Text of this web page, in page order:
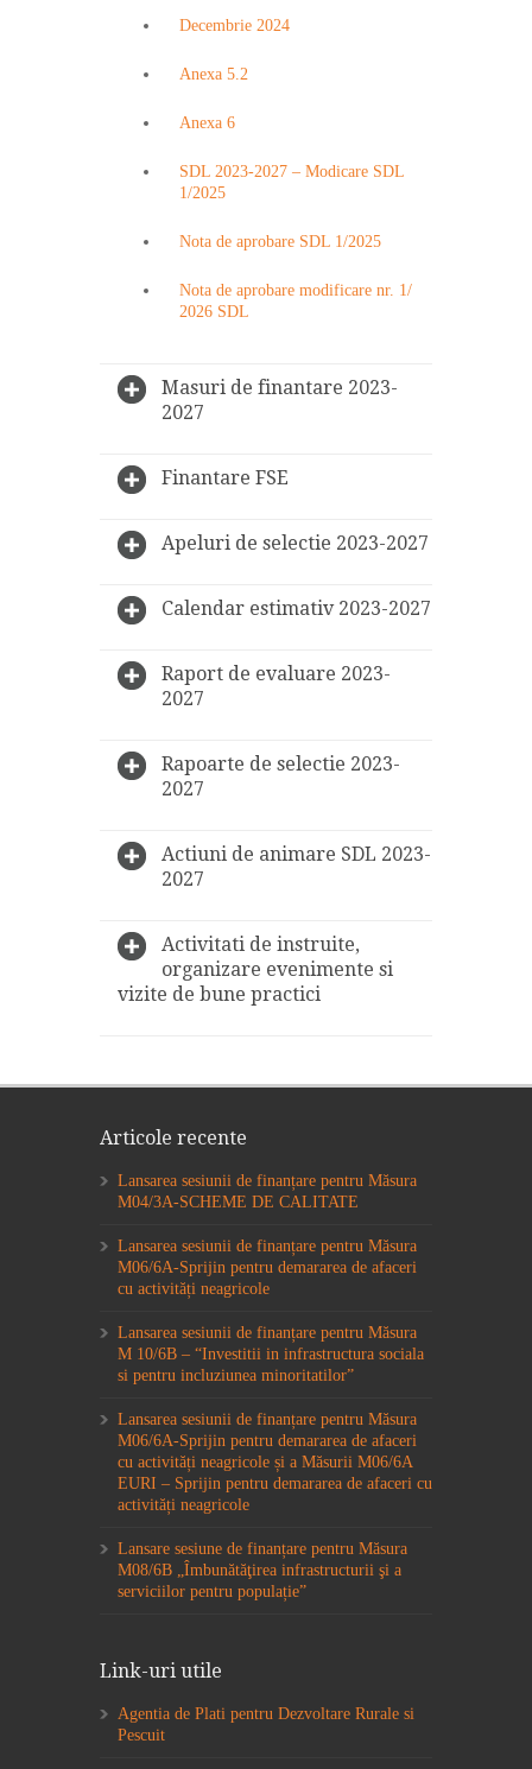
Decembrie 2024
Anexa 5.2
Anexa 6
SDL 2023-2027 – Modicare SDL
1/2025
Nota de aprobare SDL 1/2025
Nota de aprobare modificare nr. 1/
2026 SDL
Masuri de finantare 2023-
2027
Finantare FSE
Apeluri de selectie 2023-2027
Calendar estimativ 2023-2027
Raport de evaluare 2023-
2027
Rapoarte de selectie 2023-
2027
Actiuni de animare SDL 2023-
2027
Activitati de instruite,
organizare evenimente si
vizite de bune practici
Articole recente
Lansarea sesiunii de finanțare pentru Măsura
M04/3A-SCHEME DE CALITATE
Lansarea sesiunii de finanțare pentru Măsura
M06/6A-Sprijin pentru demararea de afaceri
cu activități neagricole
Lansarea sesiunii de finanțare pentru Măsura
M 10/6B – “Investitii in infrastructura sociala
si pentru incluziunea minoritatilor”
Lansarea sesiunii de finanțare pentru Măsura
M06/6A-Sprijin pentru demararea de afaceri
cu activități neagricole și a Măsurii M06/6A
EURI – Sprijin pentru demararea de afaceri cu
activități neagricole
Lansare sesiune de finanțare pentru Măsura
M08/6B „Îmbunătăţirea infrastructurii şi a
serviciilor pentru populație”
Link-uri utile
Agentia de Plati pentru Dezvoltare Rurale si
Pescuit